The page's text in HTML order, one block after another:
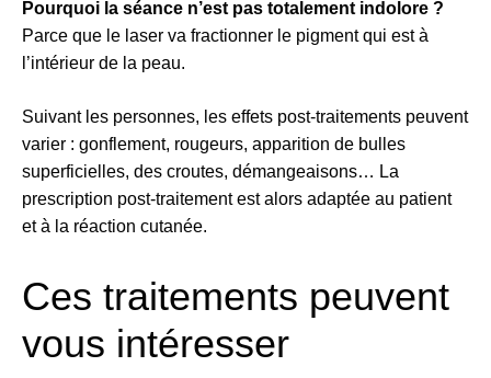
Pourquoi la séance n’est pas totalement indolore ?
Parce que le laser va fractionner le pigment qui est à
l’intérieur de la peau.
Suivant les personnes, les effets post-traitements peuvent
varier : gonflement, rougeurs, apparition de bulles
superficielles, des croutes, démangeaisons… La
prescription post-traitement est alors adaptée au patient
et à la réaction cutanée.
Ces traitements peuvent
vous intéresser